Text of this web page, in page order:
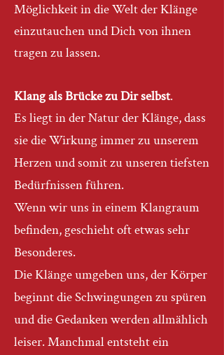
Möglichkeit in die Welt der Klänge
einzutauchen und Dich von ihnen
tragen zu lassen.
Klang als Brücke zu Dir selbst​.
Es liegt in der Natur der Klänge, dass
sie die Wirkung immer zu unserem
Herzen und somit zu unseren tiefsten
Bedürfnissen führen.
Wenn wir uns in einem Klangraum
befinden, geschieht oft etwas sehr
Besonderes.
Die Klänge umgeben uns, der Körper
beginnt die Schwingungen zu spüren
und die Gedanken werden allmählich
leiser.Manchmal entsteht ein